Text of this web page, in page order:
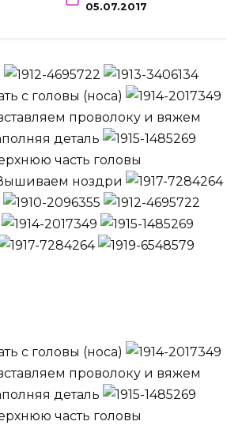
05.07.2017
с головы (носа)
проволоку и вяжем
деталь
часть головы
ноздри
с головы (носа)
проволоку и вяжем
деталь
часть головы